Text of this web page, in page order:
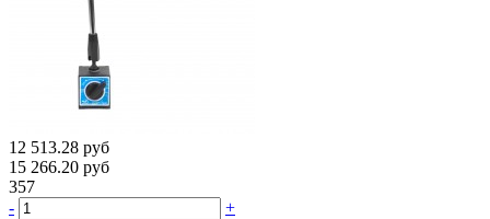
12 513.28 руб
15 266.20 руб
357
-
+